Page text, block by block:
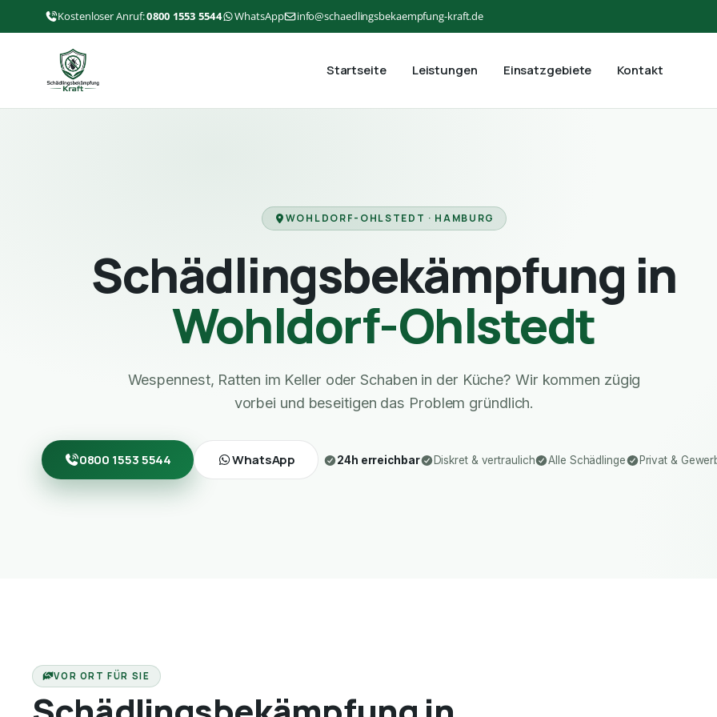
Kostenloser Anruf:0800 1553 5544 WhatsApp info@schaedlingsbekaempfung-kraft.de
Startseite Leistungen Einsatzgebiete Kontakt
WOHLDORF-OHLSTEDT · HAMBURG
Schädlingsbekämpfung in
Wohldorf-Ohlstedt
Wespennest, Ratten im Keller oder Schaben in der Küche? Wir kommen zügig
vorbei und beseitigen das Problem gründlich.
0800 1553 5544 WhatsApp 24h erreichbar Diskret & vertraulich Alle Schädlinge Privat &
VOR ORT FÜR SIE